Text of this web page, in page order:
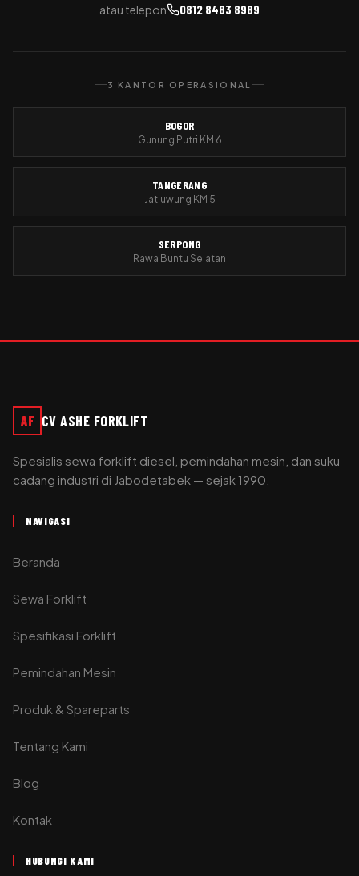
atau telepon 0812 8483 8989
3 KANTOR OPERASIONAL
BOGOR
Gunung Putri KM 6
TANGERANG
Jatiuwung KM 5
SERPONG
Rawa Buntu Selatan
AF CV ASHE FORKLIFT
Spesialis sewa forklift diesel, pemindahan mesin, dan suku
cadang industri di Jabodetabek — sejak 1990.
NAVIGASI
Beranda
Sewa Forklift
Spesifikasi Forklift
Pemindahan Mesin
Produk & Spareparts
Tentang Kami
Blog
Kontak
HUBUNGI KAMI